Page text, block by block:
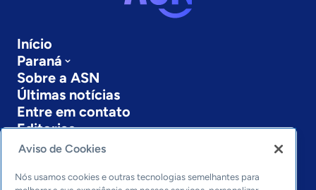
Início
Paraná
Sobre a ASN
Últimas notícias
Entre em contato
Editorias
Economia & Política
Inovação & Tecnologia
Aviso de Cookies
Nós usamos cookies e outras tecnologias semelhantes para